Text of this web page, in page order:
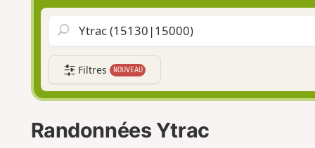
Filtres NOUVEAU
Randonnées Ytrac